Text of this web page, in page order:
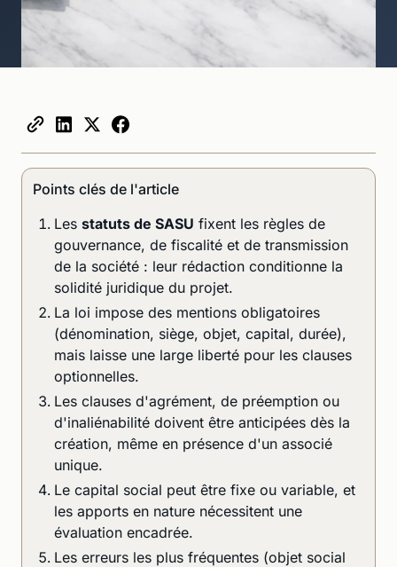
Points clés de l'article
Les statuts de SASU fixent les règles de
gouvernance, de fiscalité et de transmission
de la société : leur rédaction conditionne la
solidité juridique du projet.
La loi impose des mentions obligatoires
(dénomination, siège, objet, capital, durée),
mais laisse une large liberté pour les clauses
optionnelles.
Les clauses d'agrément, de préemption ou
d'inaliénabilité doivent être anticipées dès la
création, même en présence d'un associé
unique.
Le capital social peut être fixe ou variable, et
les apports en nature nécessitent une
évaluation encadrée.
Les erreurs les plus fréquentes (objet social